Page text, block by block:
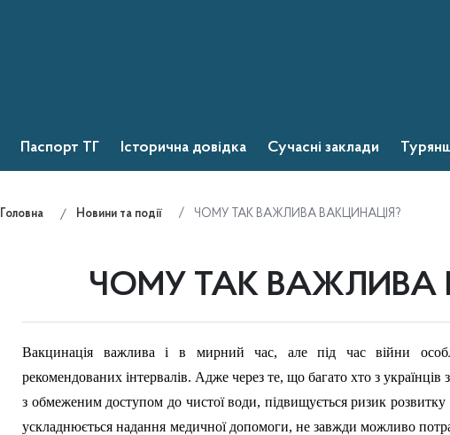
Паспорт ТГ Історична довідка Сучасні заклади
Головна Новини та події ЧОМУ ТАК ВАЖЛИВА ВАКЦИНАЦІЯ?
ЧОМУ ТАК ВАЖЛИВА
Вакцинація важлива і в мирний час, але під час війни
рекомендованих інтервалів. Адже через те, що багато хто з
з обмеженим доступом до чистої води, підвищується ризик
ускладнюється надання медичної допомоги, не завжди можливо